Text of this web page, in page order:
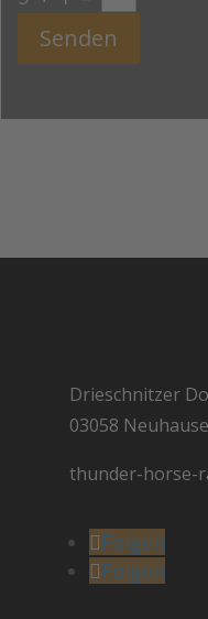
Senden
Drieschnitzer
03058
thunder-horse-
Folgen
Folgen